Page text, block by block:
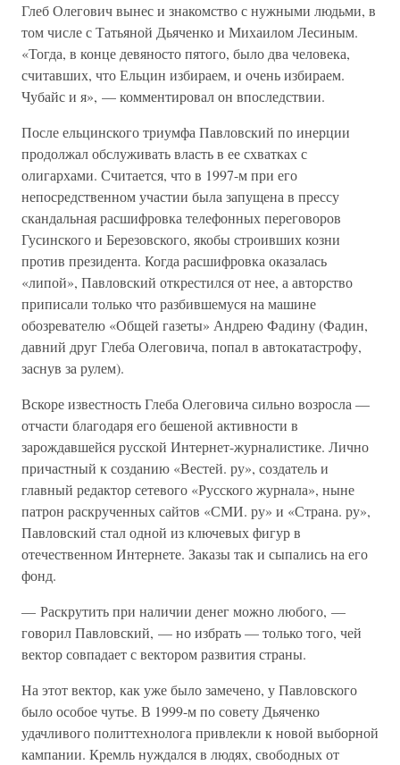
Глеб Олегович вынес и знакомство с нужными людьми, в
том числе с Татьяной Дьяченко и Михаилом Лесиным.
«Тогда, в конце девяносто пятого, было два человека,
считавших, что Ельцин избираем, и очень избираем.
Чубайс и я», — комментировал он впоследствии.
После ельцинского триумфа Павловский по инерции
продолжал обслуживать власть в ее схватках с
олигархами. Считается, что в 1997-м при его
непосредственном участии была запущена в прессу
скандальная расшифровка телефонных переговоров
Гусинского и Березовского, якобы строивших козни
против президента. Когда расшифровка оказалась
«липой», Павловский открестился от нее, а авторство
приписали только что разбившемуся на машине
обозревателю «Общей газеты» Андрею Фадину (Фадин,
давний друг Глеба Олеговича, попал в автокатастрофу,
заснув за рулем).
Вскоре известность Глеба Олеговича сильно возросла —
отчасти благодаря его бешеной активности в
зарождавшейся русской Интернет-журналистике. Лично
причастный к созданию «Вестей. ру», создатель и
главный редактор сетевого «Русского журнала», ныне
патрон раскрученных сайтов «СМИ. ру» и «Страна. ру»,
Павловский стал одной из ключевых фигур в
отечественном Интернете. Заказы так и сыпались на его
фонд.
— Раскрутить при наличии денег можно любого, —
говорил Павловский, — но избрать — только того, чей
вектор совпадает с вектором развития страны.
На этот вектор, как уже было замечено, у Павловского
было особое чутье. В 1999-м по совету Дьяченко
удачливого политтехнолога привлекли к новой выборной
кампании. Кремль нуждался в людях, свободных от